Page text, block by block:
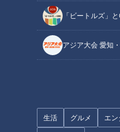
「ビートルズ」
アジア大会 愛知
生活 グルメ エン
陸上に出場の上山紘輝選手
の陸上競技部。高校から
で成長できる育成環境が整
長を実感できる『鬼トレ